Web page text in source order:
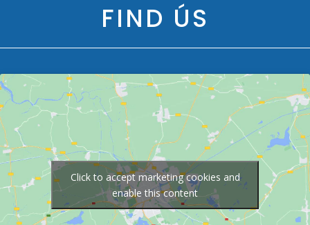
FIND ÚS
Click to accept marketing cookies and
enable this content